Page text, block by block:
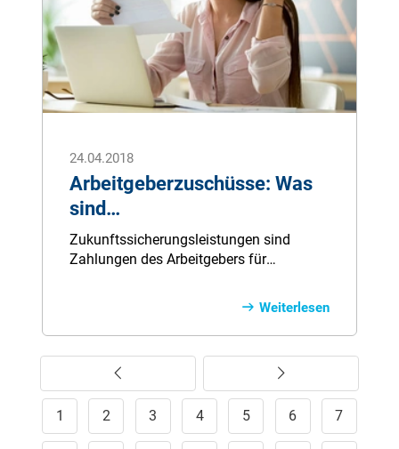
24.04.2018
Arbeitgeberzuschüsse: Was
sind
Zukunftssicherungsleistunge
n?
Zukunftssicherungsleistungen sind
Zahlungen des Arbeitgebers für
zum Beispiel bei Krankheit, Invalidität
oder Alter. Solche Leistungen sind vor
allem bei sozialversicherungspflichtigen
Beschäftigungsverhältnissen für den
Arbeitgeber steuerfrei. Bei allem, was
darüber hinausgeht, muss genau darauf
geachtet werden, ob es sich um
steuerpflichtigen Lohn handelt oder nicht.
Weiterlesen
1 2 3 4 5 6 7